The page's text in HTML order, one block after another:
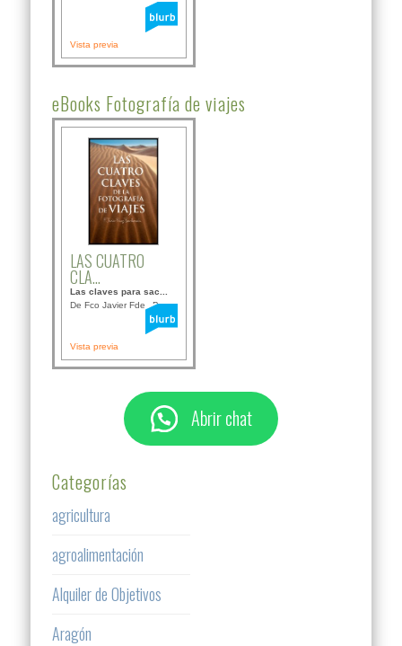
Vista previa
eBooks Fotografía de viajes
LAS CUATRO
CLA...
Las claves para sac...
De Fco Javier Fdez B...
Vista previa
Abrir chat
Categorías
agricultura
agroalimentación
Alquiler de Objetivos
Aragón